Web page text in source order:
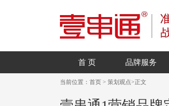
首 页 品牌服务
当前位置： 首页 > 策划观点>正文